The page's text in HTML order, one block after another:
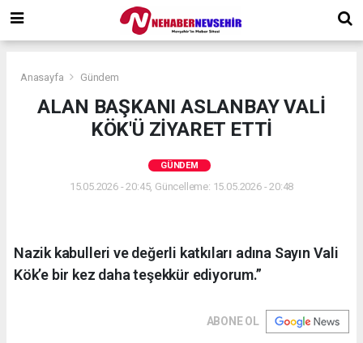
Anasayfa Gündem
ALAN BAŞKANI ASLANBAY VALİ
KÖK'Ü ZİYARET ETTİ
GÜNDEM
15.05.2026 - 20:45, Güncelleme: 15.05.2026 - 20:48
Nazik kabulleri ve değerli katkıları adına Sayın Vali
Kök’e bir kez daha teşekkür ediyorum.”
ABONE OL